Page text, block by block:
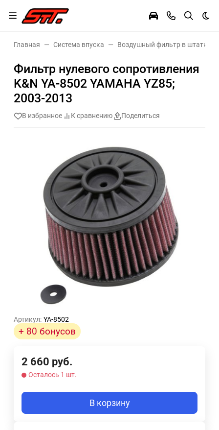
Главная Система впуска Воздушный фильтр в штатное
Фильтр нулевого сопротивления
K&N YA-8502 YAMAHA YZ85;
2003-2013
В избранное К сравнению Поделиться
Артикул: YA-8502
+ 80 бонусов
2 660 руб.
Осталось 1 шт.
В корзину